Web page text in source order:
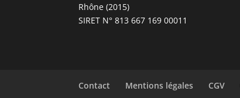
Rhône (2015)
SIRET N° 813 667 169 00011
Contact Mentions légales CGV